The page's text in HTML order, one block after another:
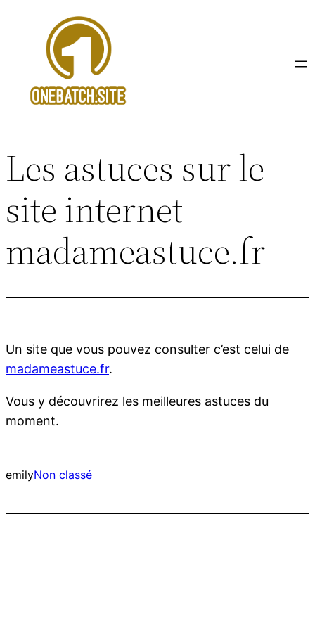
contenu
Les astuces sur le
site internet
madameastuce.fr
Un site que vous pouvez consulter c’est celui de
madameastuce.fr.
Vous y découvrirez les meilleures astuces du
moment.
emilyNon classé